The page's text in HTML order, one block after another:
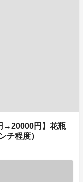
→20000円】花瓶
チ程度）